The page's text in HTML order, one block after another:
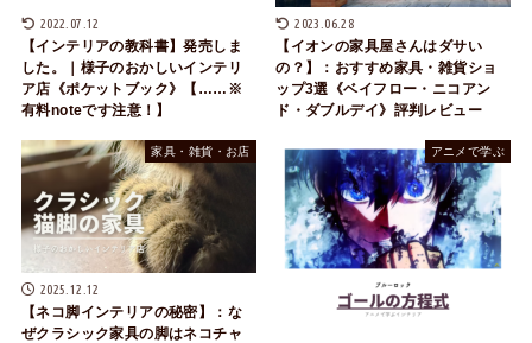
2022.07.12
【インテリアの教科書】発売しま
した。｜様子のおかしいインテリ
ア店《ポケットブック》【……※
有料noteです注意！】
2023.06.28
【イオンの家具屋さんはダサい
の？】：おすすめ家具・雑貨ショ
ップ3選《ベイフロー・ニコアン
ド・ダブルデイ》評判レビュー
家具・雑貨・お店
2025.12.12
【ネコ脚インテリアの秘密】：な
ぜクラシック家具の脚はネコチャ
アニメで学ぶ